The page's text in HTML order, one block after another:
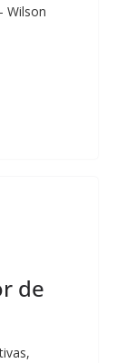
Wilson
de